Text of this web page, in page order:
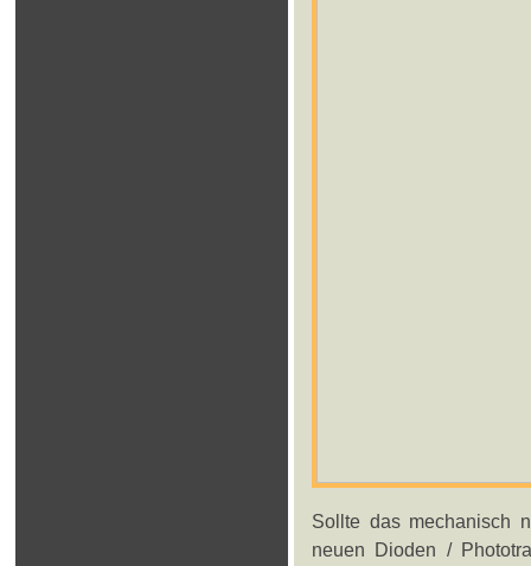
Sollte das mechanisch
neuen Dioden /